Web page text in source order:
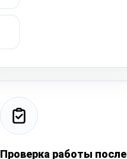
Проверка работы после